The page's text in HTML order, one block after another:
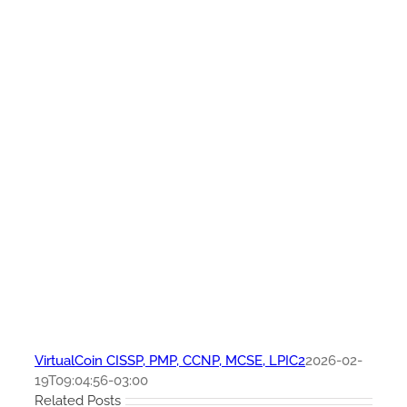
VirtualCoin CISSP, PMP, CCNP, MCSE, LPIC22026-02-
19T09:04:56-03:00
Related Posts